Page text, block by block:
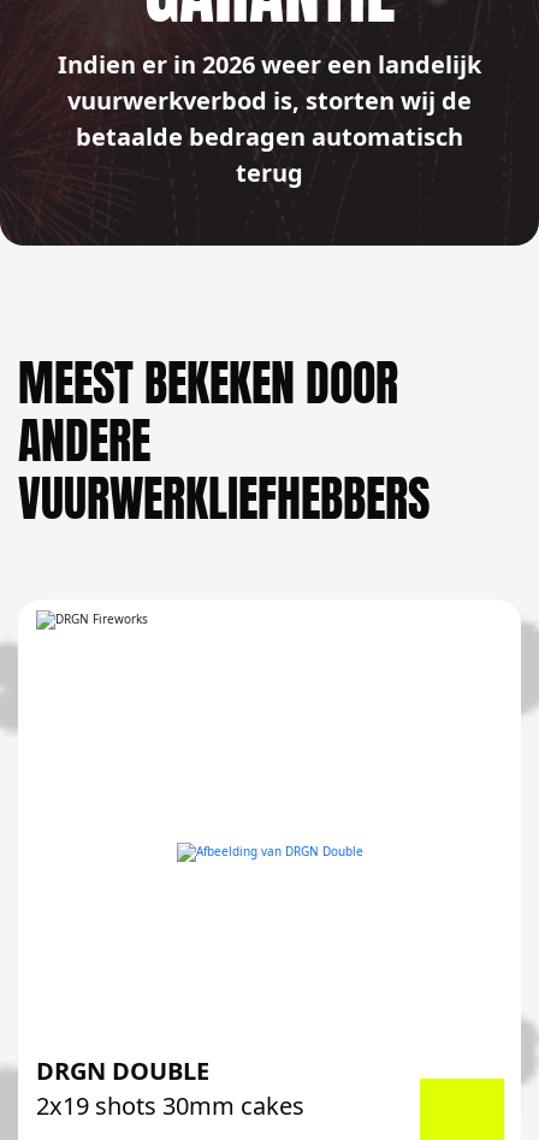
Indien er in 2026 weer een landelijk
vuurwerkverbod is, storten wij de
betaalde bedragen automatisch
terug
MEEST BEKEKEN DOOR
ANDERE
VUURWERKLIEFHEBBERS
DRGN DOUBLE
2x19 shots 30mm cakes